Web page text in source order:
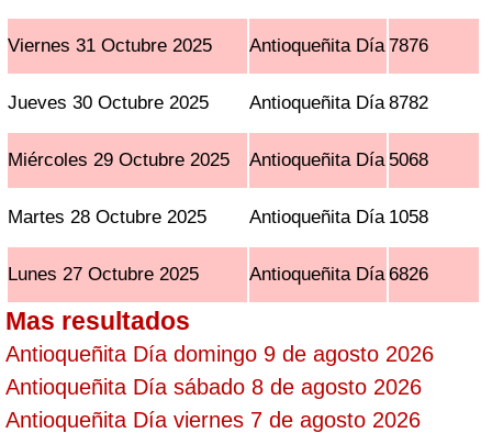
Viernes 31 Octubre 2025 Antioqueñita Día 7876
Jueves 30 Octubre 2025 Antioqueñita Día 8782
Miércoles 29 Octubre 2025 Antioqueñita Día 5068
Martes 28 Octubre 2025 Antioqueñita Día 1058
Lunes 27 Octubre 2025 Antioqueñita Día 6826
Mas resultados
Antioqueñita Día domingo 9 de agosto 2026
Antioqueñita Día sábado 8 de agosto 2026
Antioqueñita Día viernes 7 de agosto 2026